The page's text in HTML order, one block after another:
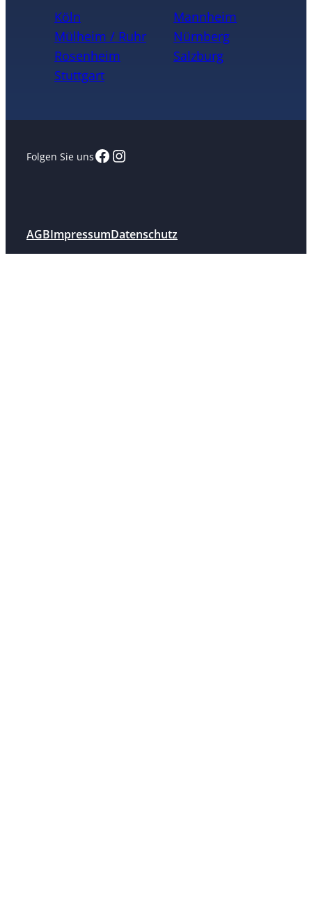
Köln
Mannheim
Mülheim / Ruhr
Nürnberg
Rosenheim
Salzburg
Stuttgart
Folgen Sie unsFacebook
Instagram
AGBImpressumDatenschutz